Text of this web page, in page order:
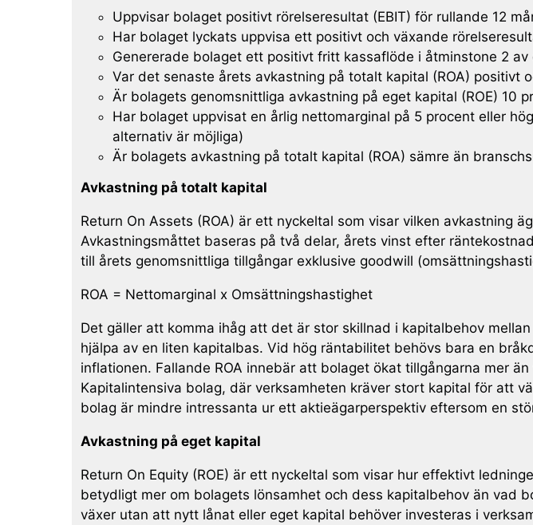
Uppvisar bolaget positivt rörelseresultat (EBIT) för rullande 12
Har bolaget lyckats uppvisa ett positivt och växande
Genererade bolaget ett positivt fritt kassaflöde i åtminstone 2 av
Var det senaste årets avkastning på totalt kapital (ROA) positivt
Är bolagets genomsnittliga avkastning på eget kapital (ROE) 10
Har bolaget uppvisat en årlig nettomarginal på 5 procent eller
alternativ är möjliga)
Är bolagets avkastning på totalt kapital (ROA) sämre än
Avkastning på totalt kapital
Return On Assets (ROA) är ett nyckeltal som visar vilken avkastning
Avkastningsmåttet baseras på två delar, årets vinst efter
till årets genomsnittliga tillgångar exklusive goodwill
ROA = Nettomarginal x Omsättningshastighet
Det gäller att komma ihåg att det är stor skillnad i kapitalbehov
hjälpa av en liten kapitalbas. Vid hög räntabilitet behövs bara en
inflationen. Fallande ROA innebär att bolaget ökat tillgångarna mer
Kapitalintensiva bolag, där verksamheten kräver stort kapital för att
bolag är mindre intressanta ur ett aktieägarperspektiv eftersom en
Avkastning på eget kapital
Return On Equity (ROE) är ett nyckeltal som visar hur effektivt
betydligt mer om bolagets lönsamhet och dess kapitalbehov än vad
växer utan att nytt lånat eller eget kapital behöver investeras i